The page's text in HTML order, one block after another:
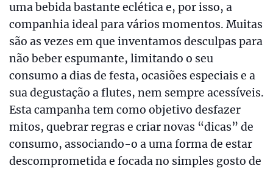
uma bebida bastante eclética e, por isso, a
companhia ideal para vários momentos. Muitas
são as vezes em que inventamos desculpas para
não beber espumante, limitando o seu
consumo a dias de festa, ocasiões especiais e a
sua degustação a flutes, nem sempre acessíveis.
Esta campanha tem como objetivo desfazer
mitos, quebrar regras e criar novas “dicas” de
consumo, associando-o a uma forma de estar
descomprometida e focada no simples gosto de